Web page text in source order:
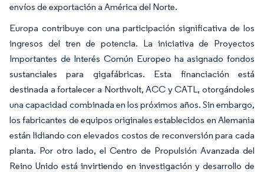
envíos de exportación a América del Norte.
Europa contribuye con una participación significativa de los
ingresos del tren de potencia. La iniciativa de Proyectos
Importantes de Interés Común Europeo ha asignado fondos
sustanciales para gigafábricas. Esta financiación está
destinada a fortalecer a Northvolt, ACC y CATL, otorgándoles
una capacidad combinada en los próximos años. Sin embargo,
los fabricantes de equipos originales establecidos en Alemania
están lidiando con elevados costos de reconversión para cada
planta. Por otro lado, el Centro de Propulsión Avanzada del
Reino Unido está invirtiendo en investigación y desarrollo de